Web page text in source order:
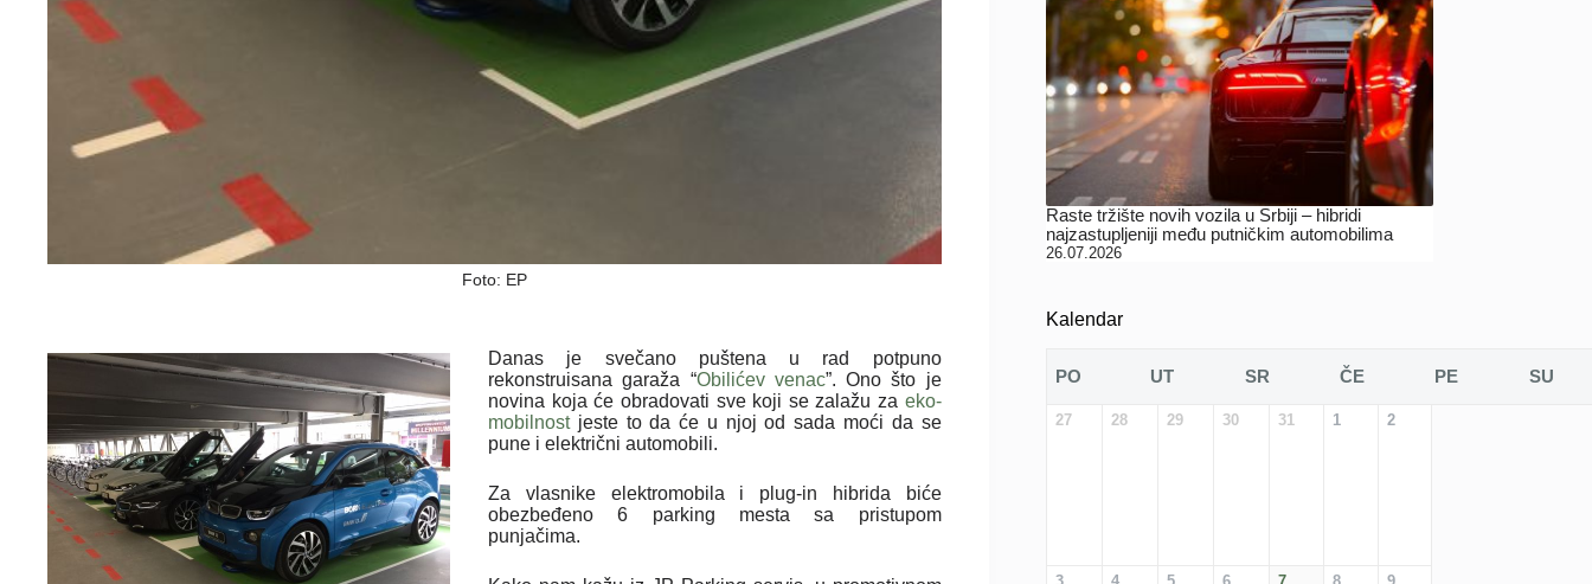
Foto: EP
Danas je svečano puštena u rad potpuno
rekonstruisana garaža “Obilićev venac”. Ono što je
novina koja će obradovati sve koji se zalažu za eko-
mobilnostjeste to da će u njoj od sada moći da se
pune i električni automobili.
Za vlasnike elektromobila i plug-in hibrida biće
obezbeđeno 6 parking mesta sa pristupom
punjačima.
Raste tržište novih vozila u Srbiji – hibridi
najzastupljeniji među putničkim automobilima
26.07.2026
Kalendar
PO UT SR ČE PE SU
27 28 29 30 31 1 2